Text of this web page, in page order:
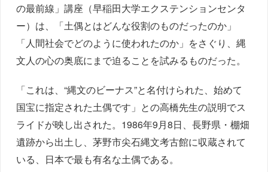
の最前線」講座（早稲田大学エクステンションセンタ
ー）は、「土偶とはどんな役割のものだったのか」
「人間社会でどのように使われたのか」をさぐり、縄
文人の心の奥底にまで迫ることを試みるものだった。
「これは、“縄文のビーナス”と名付けられた、始めて
国宝に指定された土偶です」との高橋先生の説明でス
ライドが映し出された。1986年9月8日、長野県・棚畑
遺跡から出土し、茅野市尖石縄文考古館に収蔵されて
いる、日本で最も有名な土偶である。